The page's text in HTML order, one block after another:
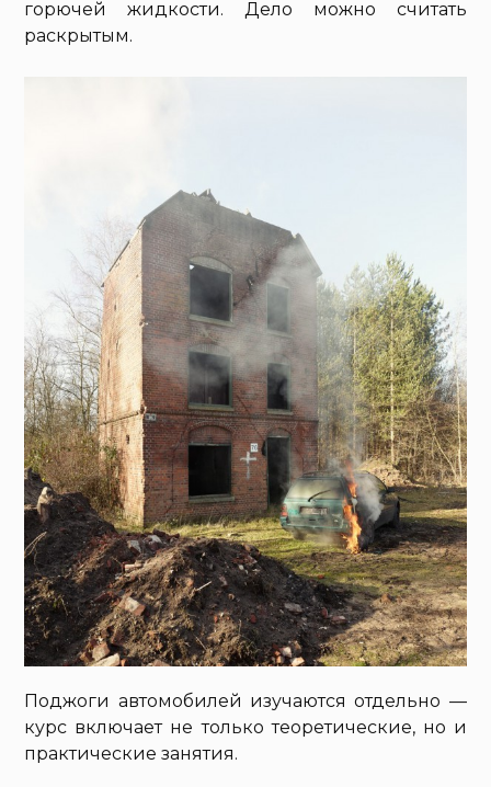
горючей жидкости. Дело можно считать
раскрытым.
Поджоги автомобилей изучаются отдельно —
курс включает не только теоретические, но и
практические занятия.